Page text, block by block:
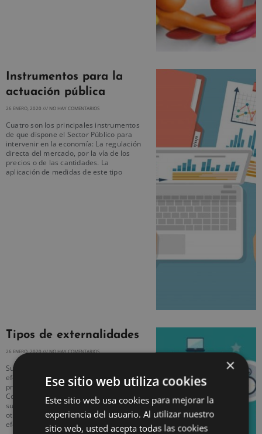
Instrumentos para la
actuación pública
26 ENERO, 2020 NO HAY COMENTARIOS
Cuatro son los principales instrumentos
de que dispone el Sector Público para
intervenir en la economía: La regulación
directa del mercado, por la vía de los
precios o de las cantidades. La
aplicación de medidas de este tipo
Tipos de externalidades
26 ENERO, 2020 NO HAY COMENTARIOS
Suele ser común distinguir entre los
efectos externos de consumo y de
producción. Efectos externos de
Consumo: el consumo de un bien por un
sujeto eleva o disminuye la utilidad de
otros sujetos, pudiendo hablar de
efectos externos
×
Ese sitio web utiliza cookies
Este sitio web usa cookies para mejorar la
experiencia del usuario. Al utilizar nuestro
sitio web, usted acepta todas las cookies